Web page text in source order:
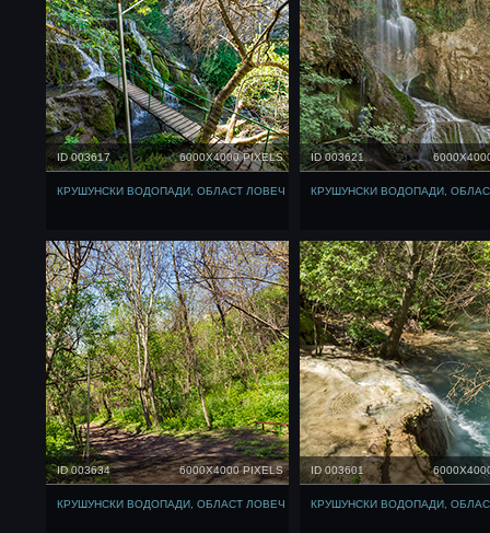
ID 003617 6000X4000 PIXELS
КРУШУНСКИ ВОДОПАДИ, ОБЛАСТ ЛОВЕЧ
ID 003621
КРУШУНСКИ ВОДОПАДИ,
ID 003634 6000X4000 PIXELS
КРУШУНСКИ ВОДОПАДИ, ОБЛАСТ ЛОВЕЧ
ID 003601
КРУШУНСКИ ВОДОПАДИ,